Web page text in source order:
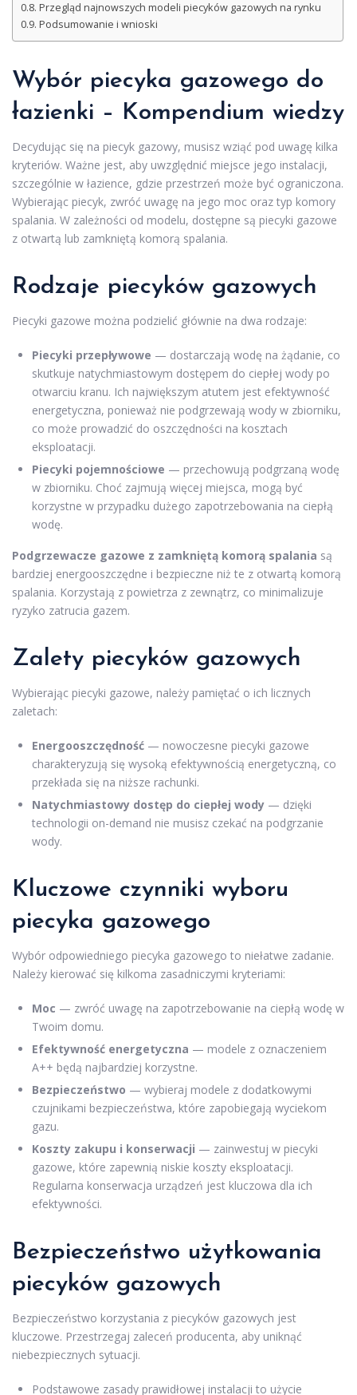
Przegląd najnowszych modeli piecyków gazowych na rynku
Podsumowanie i wnioski
Wybór piecyka gazowego do
łazienki – Kompendium wiedzy
Decydując się na piecyk gazowy, musisz wziąć pod uwagę kilka
kryteriów. Ważne jest, aby uwzględnić miejsce jego instalacji,
szczególnie w łazience, gdzie przestrzeń może być ograniczona.
Wybierając piecyk, zwróć uwagę na jego moc oraz typ komory
spalania. W zależności od modelu, dostępne są piecyki gazowe
z otwartą lub zamkniętą komorą spalania.
Rodzaje piecyków gazowych
Piecyki gazowe można podzielić głównie na dwa rodzaje:
Piecyki przepływowe — dostarczają wodę na żądanie, co
skutkuje natychmiastowym dostępem do ciepłej wody po
otwarciu kranu. Ich największym atutem jest efektywność
energetyczna, ponieważ nie podgrzewają wody w zbiorniku,
co może prowadzić do oszczędności na kosztach
eksploatacji.
Piecyki pojemnościowe — przechowują podgrzaną wodę
w zbiorniku. Choć zajmują więcej miejsca, mogą być
korzystne w przypadku dużego zapotrzebowania na ciepłą
wodę.
Podgrzewacze gazowe z zamkniętą komorą spalania są
bardziej energooszczędne i bezpieczne niż te z otwartą komorą
spalania. Korzystają z powietrza z zewnątrz, co minimalizuje
ryzyko zatrucia gazem.
Zalety piecyków gazowych
Wybierając piecyki gazowe, należy pamiętać o ich licznych
zaletach:
Energooszczędność — nowoczesne piecyki gazowe
charakteryzują się wysoką efektywnością energetyczną, co
przekłada się na niższe rachunki.
Natychmiastowy dostęp do ciepłej wody — dzięki
technologii on-demand nie musisz czekać na podgrzanie
wody.
Kluczowe czynniki wyboru
piecyka gazowego
Wybór odpowiedniego piecyka gazowego to niełatwe zadanie.
Należy kierować się kilkoma zasadniczymi kryteriami:
Moc — zwróć uwagę na zapotrzebowanie na ciepłą wodę w
Twoim domu.
Efektywność energetyczna — modele z oznaczeniem
A++ będą najbardziej korzystne.
Bezpieczeństwo — wybieraj modele z dodatkowymi
czujnikami bezpieczeństwa, które zapobiegają wyciekom
gazu.
Koszty zakupu i konserwacji — zainwestuj w piecyki
gazowe, które zapewnią niskie koszty eksploatacji.
Regularna konserwacja urządzeń jest kluczowa dla ich
efektywności.
Bezpieczeństwo użytkowania
piecyków gazowych
Bezpieczeństwo korzystania z piecyków gazowych jest
kluczowe. Przestrzegaj zaleceń producenta, aby uniknąć
niebezpiecznych sytuacji.
Podstawowe zasady prawidłowej instalacji to użycie